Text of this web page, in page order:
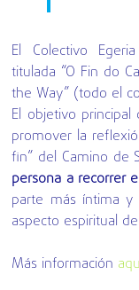
El Colectivo
titulada “O Fin do
the Way” (todo el
El objetivo
promover la
fin” del Camino de
persona a recorrer
parte más íntima y
aspecto espiritual
Más información